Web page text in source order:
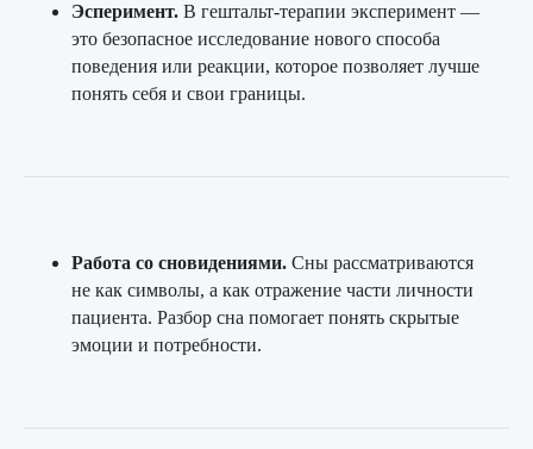
Эсперимент. В гештальт-терапии эксперимент —
это безопасное исследование нового способа
поведения или реакции, которое позволяет лучше
понять себя и свои границы.
Работа со сновидениями. Сны рассматриваются
не как символы, а как отражение части личности
пациента. Разбор сна помогает понять скрытые
эмоции и потребности.
+7
Нажимая кнопку «Записаться» вы
соглашаетесь сПолитикой
Записаться